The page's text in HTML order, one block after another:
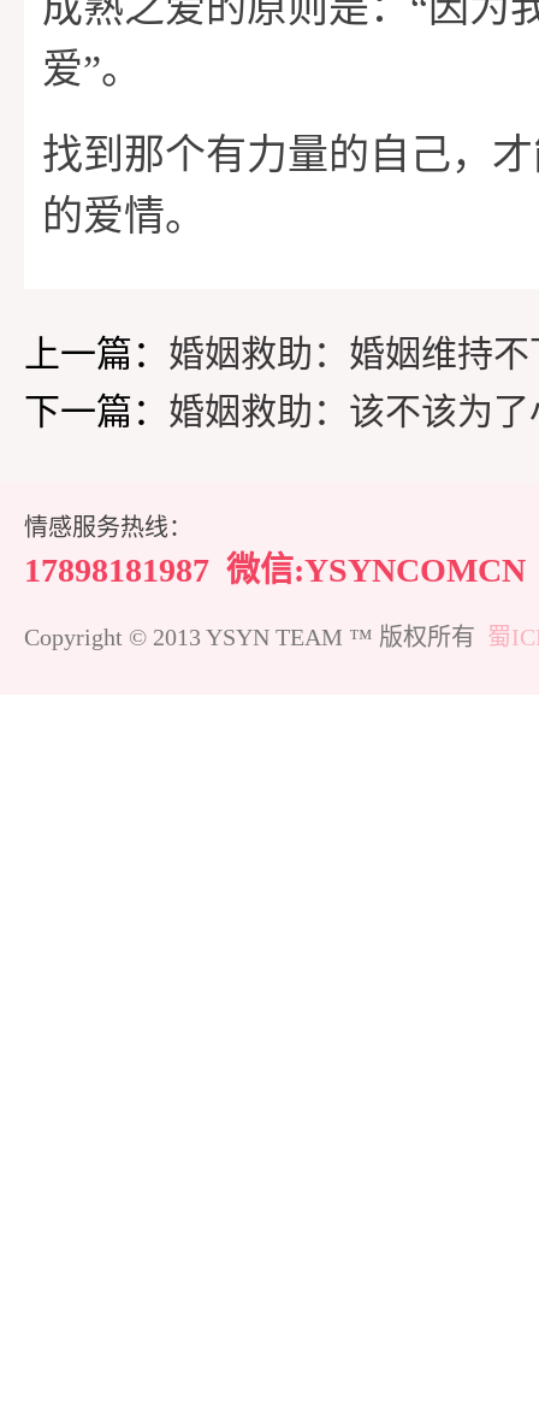
爱”。
找到那个有力量的自己，
的爱情。
上一篇： 婚姻救助：婚姻维持
下一篇： 婚姻救助：该不该为
情感服务热线：
17898181987 微信:YSYNCOMCN
Copyright © 2013 YSYN TEAM ™ 版权所有 蜀